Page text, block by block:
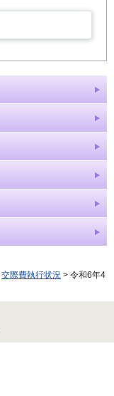
交際費執行状況 > 令和6年4